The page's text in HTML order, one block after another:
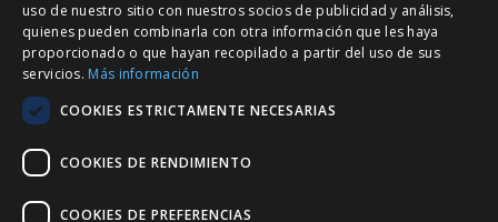
CATALÀ
ENGLISH
uso de nuestro sitio con nuestros socios de publicidad y análisis,
quienes pueden combinarla con otra información que les haya
proporcionado o que hayan recopilado a partir del uso de sus
servicios. Más información
COOKIES ESTRICTAMENTE NECESARIAS
COOKIES DE RENDIMIENTO
COOKIES DE PREFERENCIAS